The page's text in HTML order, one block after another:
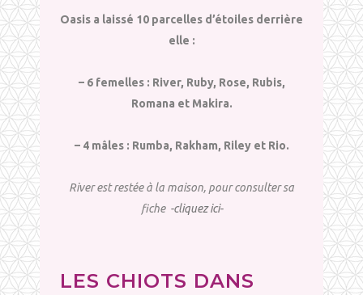
Oasis a laissé 10 parcelles d’étoiles derrière
elle :
– 6 femelles : River, Ruby, Rose, Rubis,
Romana et Makira.
– 4 mâles : Rumba, Rakham, Riley et Rio.
River est restée à la maison, pour consulter sa
fiche -cliquez ici-
LES CHIOTS DANS